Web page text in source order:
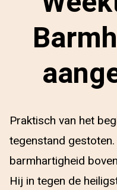
Praktisch van het
tegenstand
barmhartigheid
Hij in tegen de